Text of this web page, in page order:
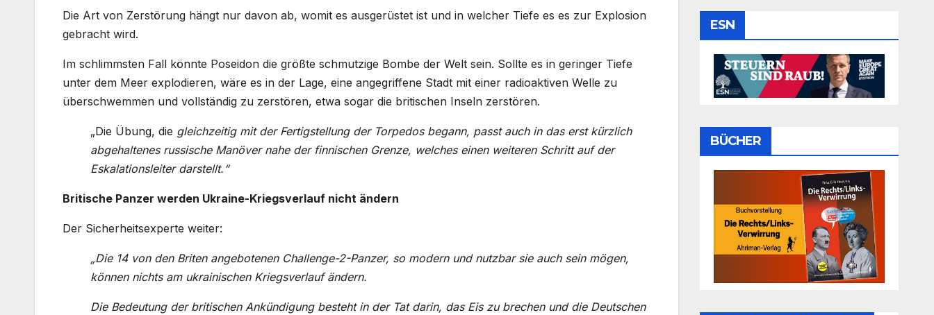
Die Art von Zerstörung hängt nur davon ab, womit es ausgerüstet ist und in welcher Tiefe es es zur Explosion
gebracht wird.
Im schlimmsten Fall könnte Poseidon die größte schmutzige Bombe der Welt sein. Sollte es in geringer Tiefe
unter dem Meer explodieren, wäre es in der Lage, eine angegriffene Stadt mit einer radioaktiven Welle zu
überschwemmen und vollständig zu zerstören, etwa sogar die britischen Inseln zerstören.
„Die Übung, die gleichzeitig mit der Fertigstellung der Torpedos begann, passt auch in das erst kürzlich
abgehaltenes russische Manöver nahe der finnischen Grenze, welches einen weiteren Schritt auf der
Eskalationsleiter darstellt.“
Britische Panzer werden Ukraine-Kriegsverlauf nicht ändern
Der Sicherheitsexperte weiter:
„Die 14 von den Briten angebotenen Challenge-2-Panzer, so modern und nutzbar sie auch sein mögen,
können nichts am ukrainischen Kriegsverlauf ändern.
Die Bedeutung der britischen Ankündigung besteht in der Tat darin, das Eis zu brechen und die Deutschen
ESN
BÜCHER